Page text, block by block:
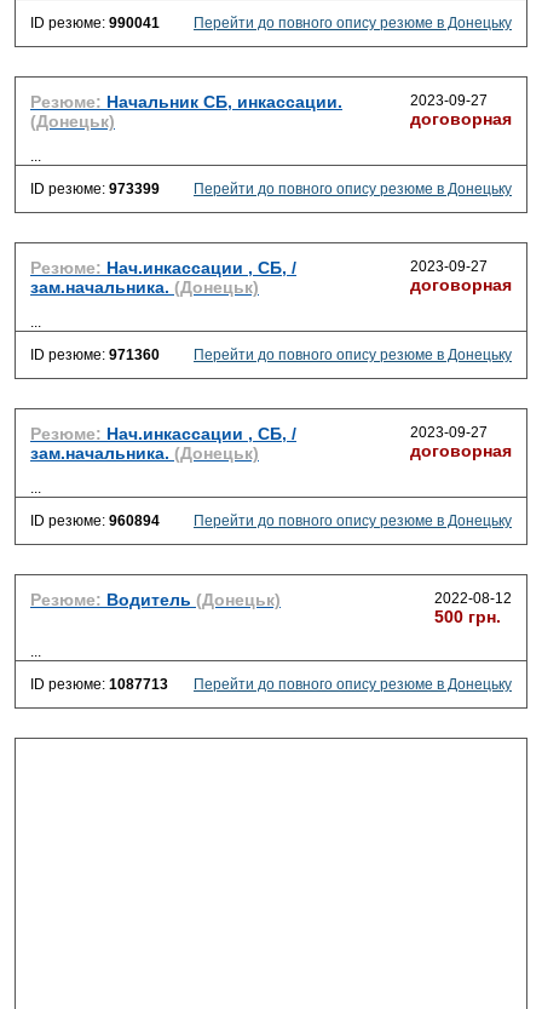
ID резюме: 990041 Перейти до повного опису резюме в Донецьку
Резюме: Начальник СБ, инкассации.
(Донецьк)
2023-09-27
договорная
...
ID резюме: 973399 Перейти до повного опису резюме в Донецьку
Резюме: Нач.инкассации , СБ, /
зам.начальника. (Донецьк)
2023-09-27
договорная
...
ID резюме: 971360 Перейти до повного опису резюме в Донецьку
Резюме: Нач.инкассации , СБ, /
зам.начальника. (Донецьк)
2023-09-27
договорная
...
ID резюме: 960894 Перейти до повного опису резюме в Донецьку
Резюме: Водитель (Донецьк) 2022-08-12
500 грн.
...
ID резюме: 1087713 Перейти до повного опису резюме в Донецьку